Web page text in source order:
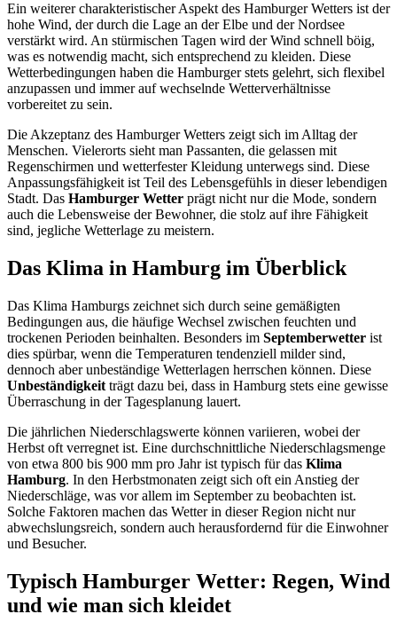
Ein weiterer charakteristischer Aspekt des Hamburger Wetters ist der
hohe Wind, der durch die Lage an der Elbe und der Nordsee
verstärkt wird. An stürmischen Tagen wird der Wind schnell böig,
was es notwendig macht, sich entsprechend zu kleiden. Diese
Wetterbedingungen haben die Hamburger stets gelehrt, sich flexibel
anzupassen und immer auf wechselnde Wetterverhältnisse
vorbereitet zu sein.
Die Akzeptanz des Hamburger Wetters zeigt sich im Alltag der
Menschen. Vielerorts sieht man Passanten, die gelassen mit
Regenschirmen und wetterfester Kleidung unterwegs sind. Diese
Anpassungsfähigkeit ist Teil des Lebensgefühls in dieser lebendigen
Stadt. Das Hamburger Wetter prägt nicht nur die Mode, sondern
auch die Lebensweise der Bewohner, die stolz auf ihre Fähigkeit
sind, jegliche Wetterlage zu meistern.
Das Klima in Hamburg im Überblick
Das Klima Hamburgs zeichnet sich durch seine gemäßigten
Bedingungen aus, die häufige Wechsel zwischen feuchten und
trockenen Perioden beinhalten. Besonders im Septemberwetter ist
dies spürbar, wenn die Temperaturen tendenziell milder sind,
dennoch aber unbeständige Wetterlagen herrschen können. Diese
Unbeständigkeit trägt dazu bei, dass in Hamburg stets eine gewisse
Überraschung in der Tagesplanung lauert.
Die jährlichen Niederschlagswerte können variieren, wobei der
Herbst oft verregnet ist. Eine durchschnittliche Niederschlagsmenge
von etwa 800 bis 900 mm pro Jahr ist typisch für das Klima
Hamburg. In den Herbstmonaten zeigt sich oft ein Anstieg der
Niederschläge, was vor allem im September zu beobachten ist.
Solche Faktoren machen das Wetter in dieser Region nicht nur
abwechslungsreich, sondern auch herausfordernd für die Einwohner
und Besucher.
Typisch Hamburger Wetter: Regen, Wind
und wie man sich kleidet